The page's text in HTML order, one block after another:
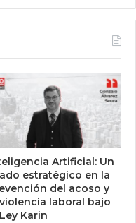
Artificial: Un
estratégico en la
del acoso y
laboral bajo
Karin